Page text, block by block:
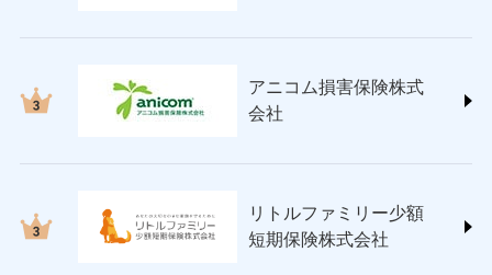
三井住友海上火災保険株式会社 (https://www.ms-
ins.com/)
三井ダイレクト損害保険株式会社
アクサ生命保険株式会社
（https://www.axa.co.jp/）
アニコム損害保険株式
会社
リトルファミリー少額
短期保険株式会社